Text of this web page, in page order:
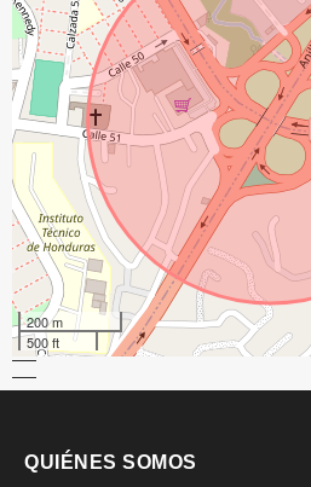
200 m
500 ft
QUIÉNES SOMOS